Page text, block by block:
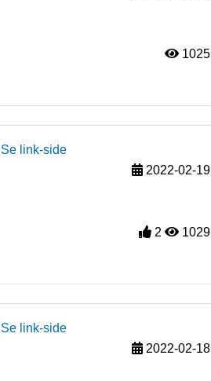
1025
Se link-side
2022-02-19
2 1029
Se link-side
2022-02-18